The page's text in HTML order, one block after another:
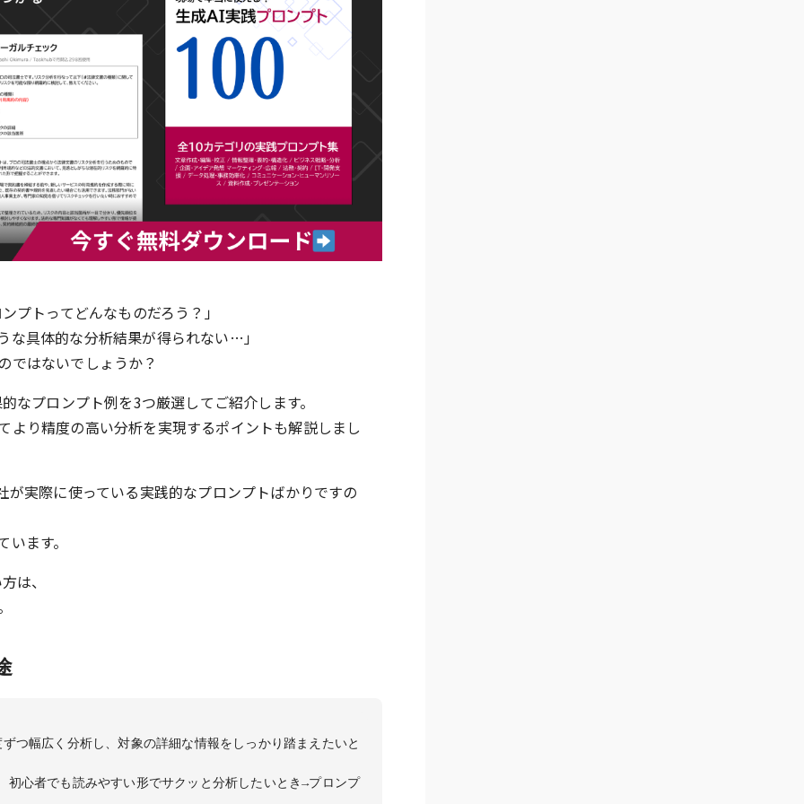
プトってどんなものだろう？」
な具体的な分析結果が得られない…」
ではないでしょうか？
プロンプト例を3つ厳選してご紹介します。
より精度の高い分析を実現するポイントも解説しまし
実際に使っている実践的なプロンプトばかりですの
ます。
は、
つ幅広く分析し、対象の詳細な情報をしっかり踏まえたいと
初心者でも読みやすい形でサクッと分析したいとき→プロンプ